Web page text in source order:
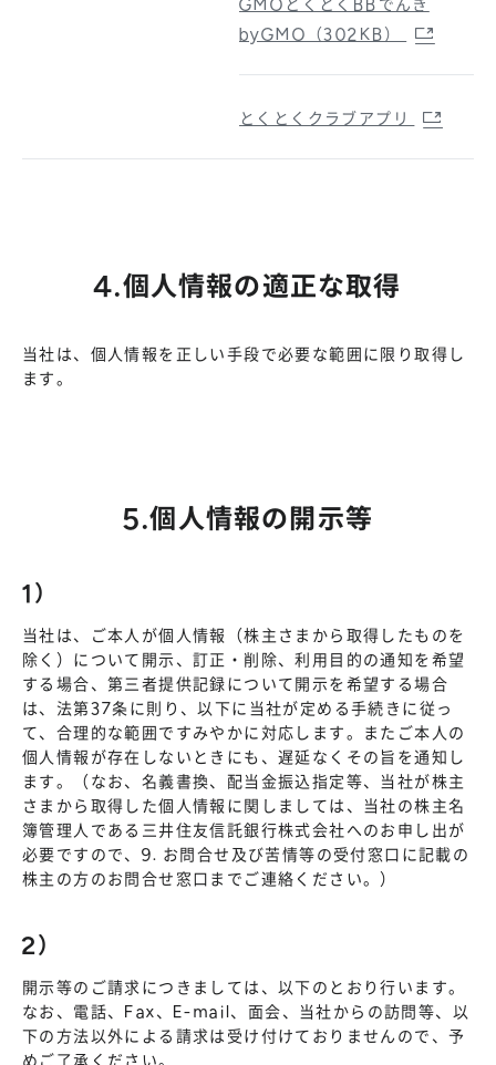
GMOとくとくBBでんき
byGMO（302KB）
とくとくクラブアプリ
4.個人情報の適正な取得
当社は、個人情報を正しい手段で必要な範囲に限り取得し
ます。
5.個人情報の開示等
1）
当社は、ご本人が個人情報（株主さまから取得したものを
除く）について開示、訂正・削除、利用目的の通知を希望
する場合、第三者提供記録について開示を希望する場合
は、法第37条に則り、以下に当社が定める手続きに従っ
て、合理的な範囲ですみやかに対応します。またご本人の
個人情報が存在しないときにも、遅延なくその旨を通知し
ます。（なお、名義書換、配当金振込指定等、当社が株主
さまから取得した個人情報に関しましては、当社の株主名
簿管理人である三井住友信託銀行株式会社へのお申し出が
必要ですので、9. お問合せ及び苦情等の受付窓口に記載の
株主の方のお問合せ窓口までご連絡ください。）
2）
開示等のご請求につきましては、以下のとおり行います。
なお、電話、Fax、E-mail、面会、当社からの訪問等、以
下の方法以外による請求は受け付けておりませんので、予
めご了承ください。